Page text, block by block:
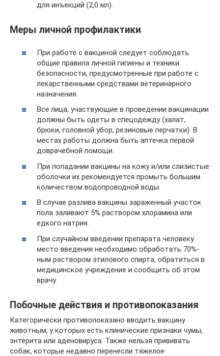
для инъекций (2,0 мл).
Меры личной профилактики
При работе с вакциной следует соблюдать
общие правила личной гигиены и техники
безопасности, предусмотренные при работе с
лекарственными средствами ветеринарного
назначения.
Все лица, участвующие в проведении вакцинации
должны быть одеты в спецодежду (халат,
брюки, головной убор, резиновые перчатки). В
местах работы должна быть аптечка первой
доврачебной помощи.
При попадании вакцины на кожу и/или слизистые
оболочки их рекомендуется промыть большим
количеством водопроводной воды.
В случае разлива вакцины зараженный участок
пола заливают 5% раствором хлорамина или
едкого натрия.
При случайном введении препарата человеку
место введения необходимо обработать 70%-
ным раствором этилового спирта, обратиться в
медицинское учреждение и сообщить об этом
врачу.
Побочные действия и противопоказания
Категорически противопоказано вводить вакцину
животным, у которых есть клинические признаки чумы,
энтерита или аденовируса. Также нельзя прививать
собак, которые недавно перенесли тяжелое